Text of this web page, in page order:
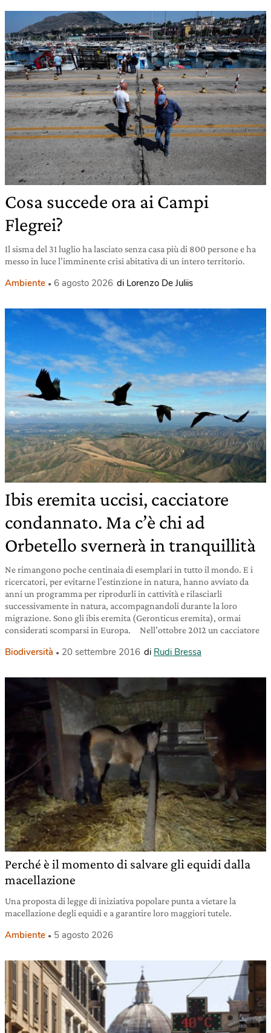
Cosa succede ora ai Campi
Flegrei?
Il sisma del 31 luglio ha lasciato senza casa più di 800 persone e ha
messo in luce l’imminente crisi abitativa di un intero territorio.
Ambiente 6 agosto 2026 di Lorenzo De Juliis
Ibis eremita uccisi, cacciatore
condannato. Ma c’è chi ad
Orbetello svernerà in tranquillità
Ne rimangono poche centinaia di esemplari in tutto il mondo. E i
ricercatori, per evitarne l’estinzione in natura, hanno avviato da
anni un programma per riprodurli in cattività e rilasciarli
successivamente in natura, accompagnandoli durante la loro
migrazione. Sono gli ibis eremita (Geronticus eremita), ormai
considerati scomparsi in Europa. Nell’ottobre 2012 un cacciatore
Biodiversità 20 settembre 2016 di Rudi Bressa
Perché è il momento di salvare gli equidi dalla
macellazione
Una proposta di legge di iniziativa popolare punta a vietare la
macellazione degli equidi e a garantire loro maggiori tutele.
Ambiente 5 agosto 2026